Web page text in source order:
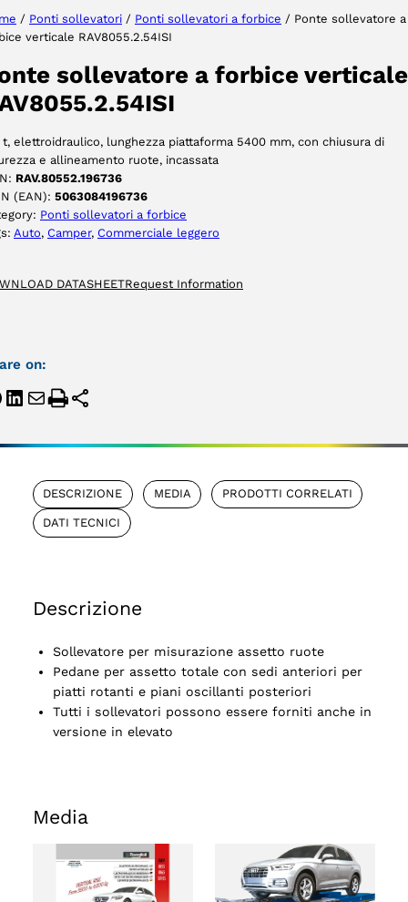
/ Ponti sollevatori / Ponti sollevatori a forbice / Ponte sollevatore a
verticale RAV8055.2.54ISI
sollevatore a forbice verticale
t, elettroidraulico, lunghezza piattaforma 5400 mm, con chiusura di
e allineamento ruote, incassata
RAV.80552.196736
(EAN): 5063084196736
Ponti sollevatori a forbice
Auto, Camper, Commerciale leggero
DATASHEETRequest Information
on:
DESCRIZIONE MEDIA PRODOTTI CORRELATI
DATI TECNICI
Descrizione
Sollevatore per misurazione assetto ruote
Pedane per assetto totale con sedi anteriori per
piatti rotanti e piani oscillanti posteriori
Tutti i sollevatori possono essere forniti anche in
versione in elevato
Media
ACCETTA